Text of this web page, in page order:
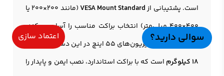
است. پشتیبانی ازVESA Mount Standard
(مانند 200×200 یا
400×400 میلی‌متر) انتخاب براکت مناسب را آسان می‌کند.
وزن بسیاری از تلویزیون‌های 55 اینچ در این دسته بین
18 کیلوگرم
است که با براکت استاندارد، نصب ایمن و پایدار را
سوالی دارید؟ اعتماد سازی